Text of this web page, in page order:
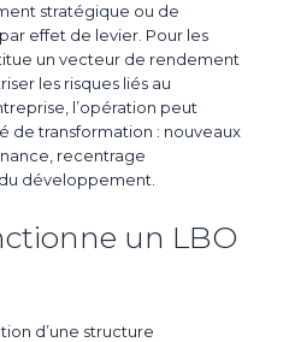
stratégique ou de
par effet de levier. Pour les
un vecteur de rendement
les risques liés au
l’opération peut
de transformation : nouveaux
recentrage
développement.
un LBO
d’une structure